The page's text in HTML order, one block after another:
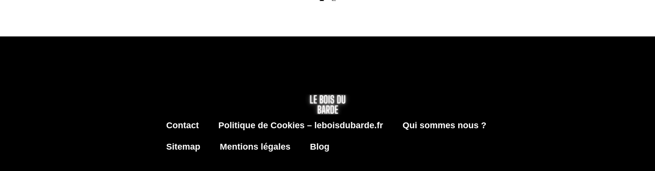
Contact Politique de Cookies – leboisdubarde.fr Qui sommes nous ?
Sitemap Mentions légales Blog